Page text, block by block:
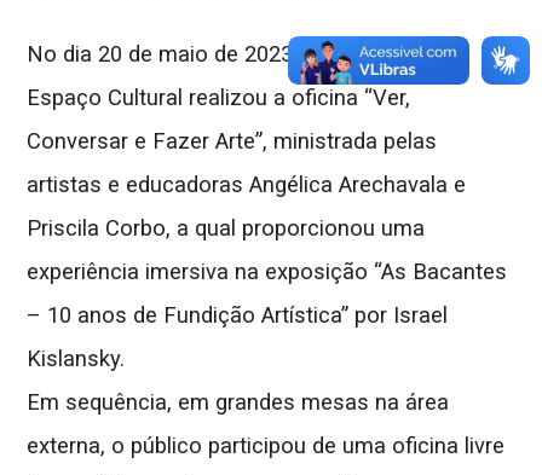
No dia 20 de maio de 2023,a Casa de Metal
Espaço Cultural realizou a oficina “Ver,
Conversar e Fazer Arte”, ministrada pelas
artistas e educadoras Angélica Arechavala e
Priscila Corbo, a qual proporcionou uma
experiência imersiva na exposição “As Bacantes
– 10 anos de Fundição Artística” por Israel
Kislansky.
Em sequência, em grandes mesas na área
externa, o público participou de uma oficina livre